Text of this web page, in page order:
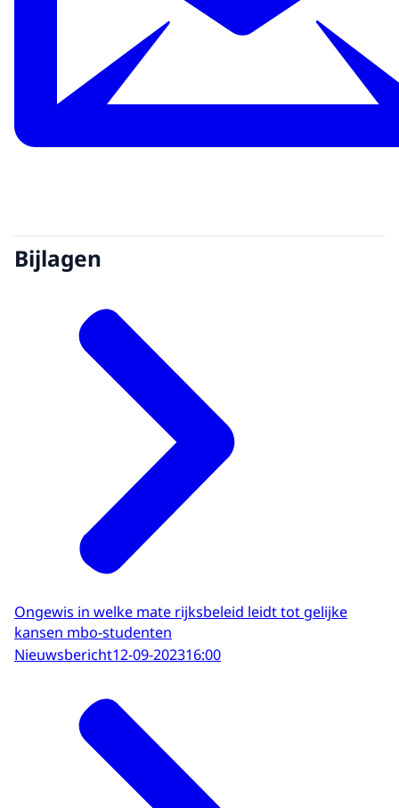
Bijlagen
Ongewis in welke mate rijksbeleid leidt tot gelijke
kansen mbo-studenten
Nieuwsbericht12-09-202316:00